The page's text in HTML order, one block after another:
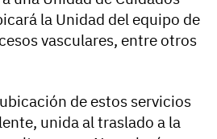
la Unidad del equipo de
vasculares, entre otros
de estos servicios
unida al traslado a la